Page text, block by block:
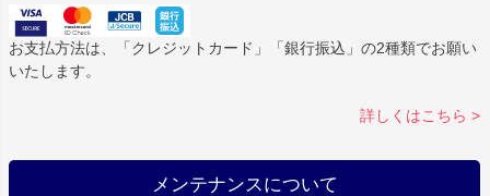
お支払方法は、「クレジットカード」「銀行振込」の2種類でお願い
いたします。
詳しくはこちら >
メンテナンスについて